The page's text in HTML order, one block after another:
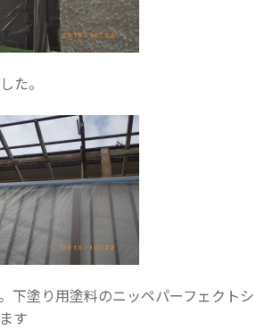
た。
下塗り用塗料のニッペパーフェクトシ
す